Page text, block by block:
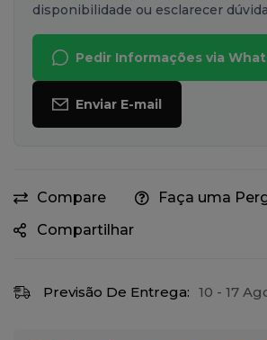
disponibilidade ou esclarecer
Pedir Informações via
Enviar E-mail
Compare
Faça uma
Compartilhar
Previsão De Entrega: 10 - 17